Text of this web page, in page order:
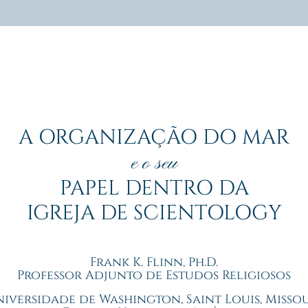
A ORGANIZAÇÃO DO MAR
e o seu
PAPEL DENTRO DA
IGREJA DE SCIENTOLOGY
Frank K. Flinn, Ph.D.
Professor Adjunto de Estudos Religiosos
de Washington, Saint Louis,